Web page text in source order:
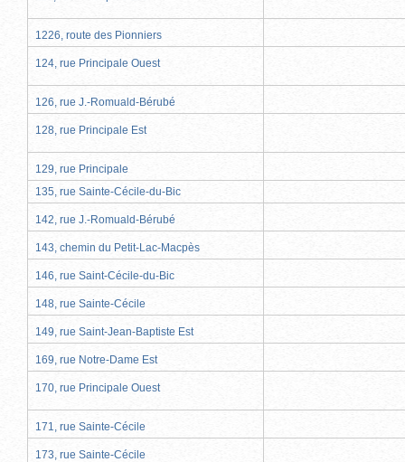
1226, route des Pionniers
124, rue Principale Ouest
126, rue J.-Romuald-Bérubé
128, rue Principale Est
129, rue Principale
135, rue Sainte-Cécile-du-Bic
142, rue J.-Romuald-Bérubé
143, chemin du Petit-Lac-Macpès
146, rue Saint-Cécile-du-Bic
148, rue Sainte-Cécile
149, rue Saint-Jean-Baptiste Est
169, rue Notre-Dame Est
170, rue Principale Ouest
171, rue Sainte-Cécile
173, rue Sainte-Cécile